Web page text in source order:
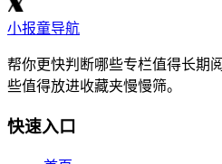
小报童导航
帮你更快判断哪些专栏值得长期
些值得放进收藏夹慢慢筛。
快速入口